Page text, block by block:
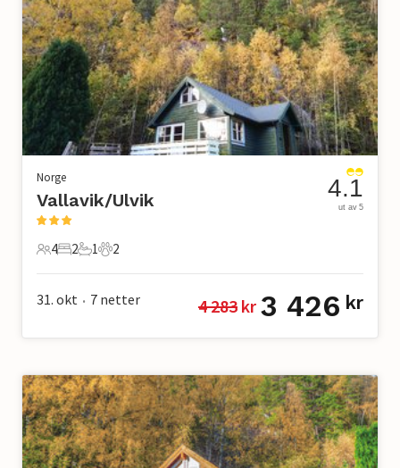
Norge
Vallavik/Ulvik
4 Gjester
4
2 Soverom
2
1 Bad
1
2 Kjæledyr
2
4.1
ut av 5
31. okt • 7 netter 4 283 kr 3 426 kr